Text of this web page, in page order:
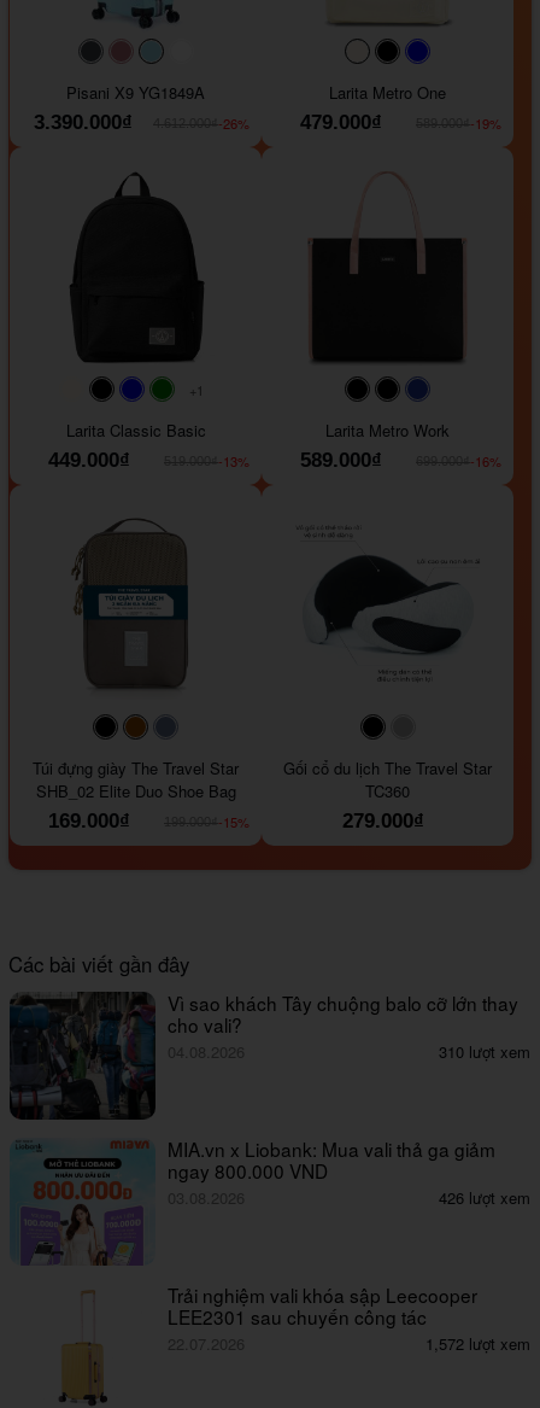
#40454a#b76e79
Pisani X9 YG1849A
3.390.000₫
-26%
#faf0e6#000000
Larita Metro One
479.000₫
-19%
#faf0e6#000000#0000FF
+1
Larita Classic Basic
449.000₫
-13%
#000000#000000
Larita Metro Work
589.000₫
-16%
#000000#964B00
Túi đựng giày The Travel Star
SHB_02 Elite Duo Shoe Bag
169.000₫
-15%
Gối cổ du lịch The Travel Star
TC360
279.000₫
Các bài viết gần đây
Vì sao khách Tây chuộng balo cỡ lớn thay
cho vali?
04.08.2026 310 lượt xem
MIA.vn x Liobank: Mua vali thả ga giảm
ngay 800.000 VND
03.08.2026 426 lượt xem
Trải nghiệm vali khóa sập Leecooper
LEE2301 sau chuyến công tác
22.07.2026 1,572 lượt xem